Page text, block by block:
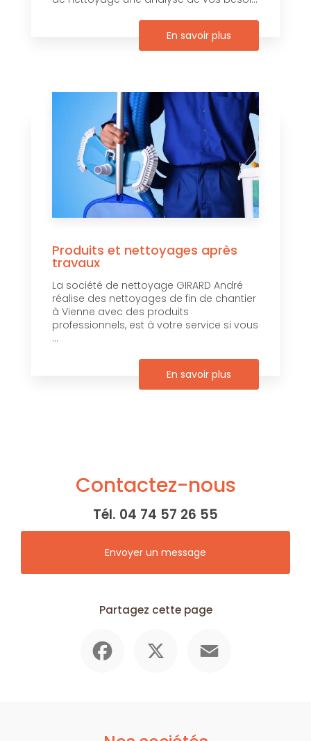
En savoir plus
Produits et nettoyages après
travaux
La société de nettoyage GIRARD André
réalise des nettoyages de fin de chantier
à Vienne avec des produits
professionnels, est à votre service si vous
...
En savoir plus
Contactez-nous
Tél. 04 74 57 26 55
Envoyer un message
Partagez cette page